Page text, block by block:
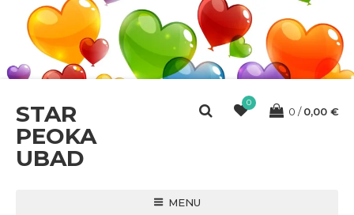
STAR
PEOKA
UBAD
0
0 0,00 €
MENU